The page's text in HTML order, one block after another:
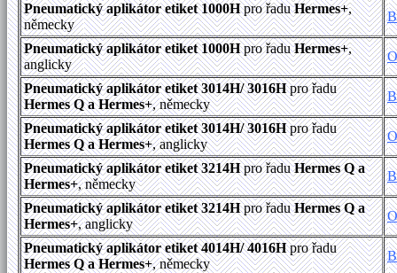
Pneumatický aplikátor etiket 1000Hpro řaduHermes+,
německy
Pneumatický aplikátor etiket 1000Hpro řaduHermes+,
anglicky
Pneumatický aplikátor etiket 3014H/ 3016Hpro řadu
Hermes Q a Hermes+, německy
Pneumatický aplikátor etiket 3014H/ 3016Hpro řadu
Hermes Q a Hermes+, anglicky
Pneumatický aplikátor etiket 3214Hpro řaduHermes Q a
Hermes+, německy
Pneumatický aplikátor etiket 3214Hpro řaduHermes Q a
Hermes+, anglicky
Pneumatický aplikátor etiket 4014H/ 4016Hpro řadu
Hermes Q a Hermes+, německy